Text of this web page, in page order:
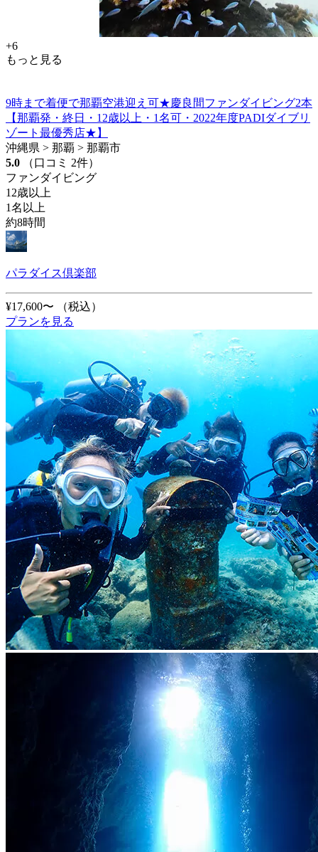
+6
もっと見る
9時まで着便で那覇空港迎え可★慶良間ファンダイビング2本
【那覇発・終日・12歳以上・1名可・2022年度PADIダイブリ
ゾート最優秀店★】
沖縄県 > 那覇 > 那覇市
5.0
（口コミ 2件）
ファンダイビング
12歳以上
1名以上
約8時間
パラダイス倶楽部
¥17,600〜
（税込）
プランを見る